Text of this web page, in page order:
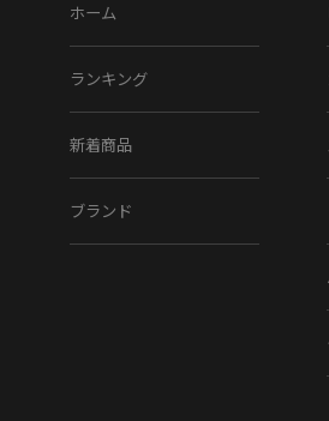
ホーム
ランキング
新着商品
ブランド